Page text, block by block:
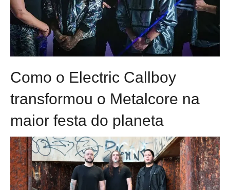
Como o Electric Callboy
transformou o Metalcore na
maior festa do planeta